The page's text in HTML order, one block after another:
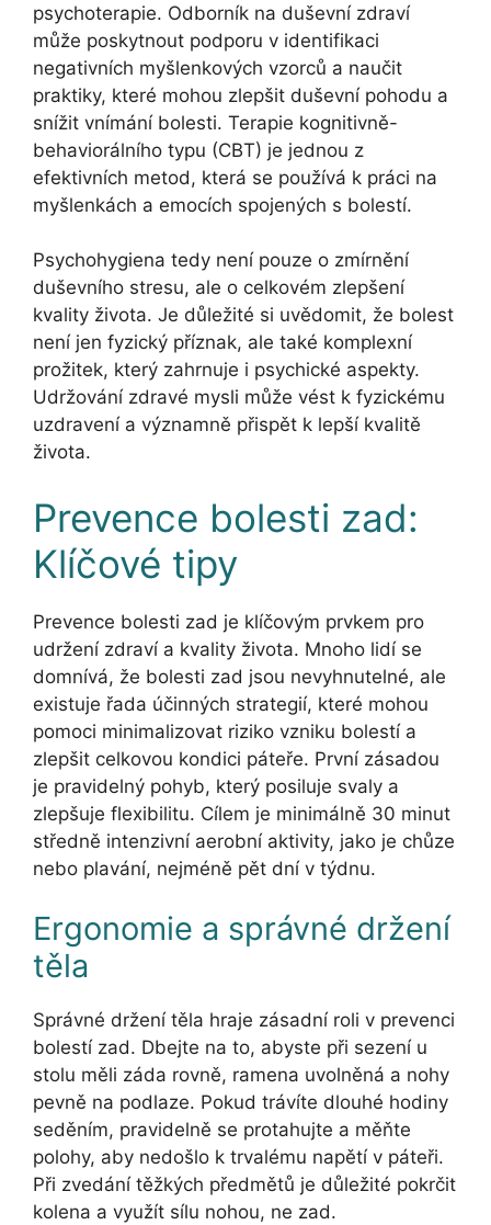
psychoterapie. Odborník na duševní zdraví
může poskytnout podporu v identifikaci
negativních myšlenkových vzorců a naučit
praktiky, které mohou zlepšit duševní pohodu a
snížit vnímání bolesti. Terapie kognitivně-
behaviorálního typu (CBT) je jednou z
efektivních metod, která se používá k práci na
myšlenkách a emocích spojených s bolestí.
Psychohygiena tedy není pouze o zmírnění
duševního stresu, ale o celkovém zlepšení
kvality života. Je důležité si uvědomit, že bolest
není jen fyzický příznak, ale také komplexní
prožitek, který zahrnuje i psychické aspekty.
Udržování zdravé mysli může vést k fyzickému
uzdravení a významně přispět k lepší kvalitě
života.
Prevence bolesti zad:
Klíčové tipy
Prevence bolesti zad je klíčovým prvkem pro
udržení zdraví a kvality života. Mnoho lidí se
domnívá, že bolesti zad jsou nevyhnutelné, ale
existuje řada účinných strategií, které mohou
pomoci minimalizovat riziko vzniku bolestí a
zlepšit celkovou kondici páteře. První zásadou
je pravidelný pohyb, který posiluje svaly a
zlepšuje flexibilitu. Cílem je minimálně 30 minut
středně intenzivní aerobní aktivity, jako je chůze
nebo plavání, nejméně pět dní v týdnu.
Ergonomie a správné držení
těla
Správné držení těla hraje zásadní roli v prevenci
bolestí zad. Dbejte na to, abyste při sezení u
stolu měli záda rovně, ramena uvolněná a nohy
pevně na podlaze. Pokud trávíte dlouhé hodiny
seděním, pravidelně se protahujte a měňte
polohy, aby nedošlo k trvalému napětí v páteři.
Při zvedání těžkých předmětů je důležité pokrčit
kolena a využít sílu nohou, ne zad.